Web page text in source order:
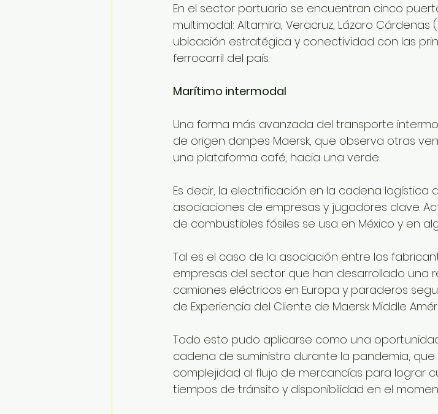
En el sector portuario se encuentran cinco
multimodal: Altamira, Veracruz, Lázaro Cárdenas
ubicación estratégica y conectividad con las
ferrocarril del país.
Marítimo intermodal
Una forma más avanzada del transporte
de origen danpes Maersk, que observa otras
una plataforma café, hacia una verde.
Es decir, la electrificación en la cadena
asociaciones de empresas y jugadores clave.
de combustibles fósiles se usa en México y en
Tal es el caso de la asociación entre los
empresas del sector que han desarrollado una
camiones eléctricos en Europa y paraderos
de Experiencia del Cliente de Maersk Middle
Todo esto pudo aplicarse como una
cadena de suministro durante la pandemia,
complejidad al flujo de mercancías para lograr
tiempos de tránsito y disponibilidad en el